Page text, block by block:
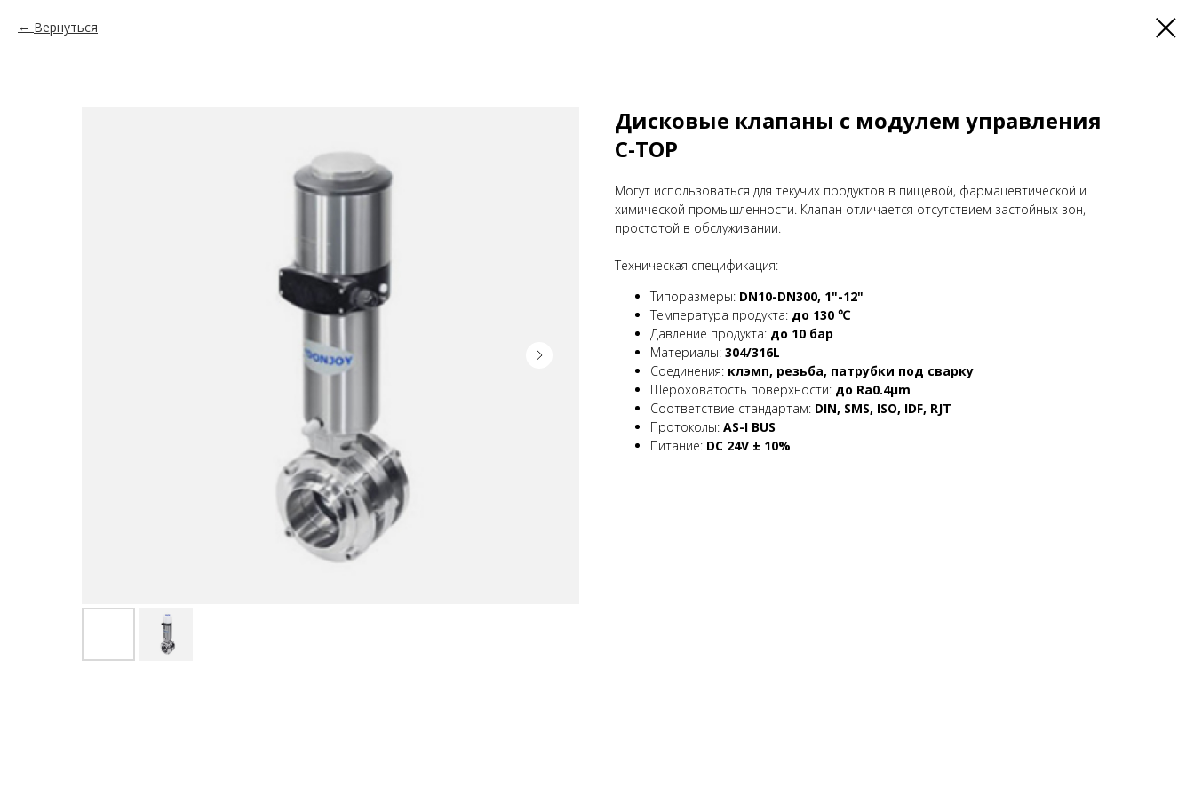
Вернуться
Дисковые клапаны с модулем управления
C-TOP
Могут использоваться для текучих продуктов в пищевой, фармацевтической и
химической промышленности. Клапан отличается отсутствием застойных зон,
простотой в обслуживании.
Техническая спецификация:
Типоразмеры: DN10-DN300, 1"-12"
Температура продукта: до 130 ℃
Давление продукта: до 10 бар
Материалы: 304/316L
Соединения: клэмп, резьба, патрубки под сварку
Шероховатость поверхности: до Ra0.4μm
Соответствие стандартам: DIN, SMS, ISO, IDF, RJT
Протоколы: AS-I BUS
Питание: DC 24V ± 10%